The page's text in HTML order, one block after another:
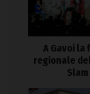
A Gavoi la
regionale
Slam